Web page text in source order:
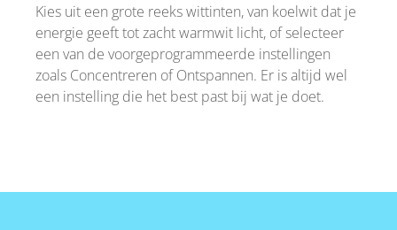
Kies uit een grote reeks wittinten, van koelwit dat je
energie geeft tot zacht warmwit licht, of selecteer
een van de voorgeprogrammeerde instellingen
zoals Concentreren of Ontspannen. Er is altijd wel
een instelling die het best past bij wat je doet.